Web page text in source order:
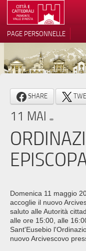
TERRITOIRE
ARCHITECTURE
MUSÉES
ITINÉRAIRES
EVÉNEMENTS
CONTACTS
PRESS
PAGE PERSONNELLE
SHARE
11 MAI
Domenica 11 maggio
accoglie il nuovo
saluto alle Autorità
alle ore 15:00, alle
Sant'Eusebio
nuovo Arcivescovo
Notification lors